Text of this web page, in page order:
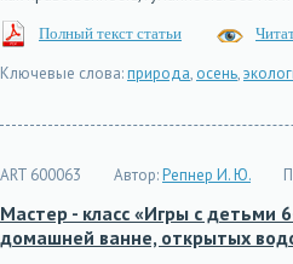
Полный текст статьи
Ключевые слова:природа, осень,
ART 600063 Автор:Репнер И. Ю.
Мастер - класс «Игры с детьми
домашней ванне, открытых